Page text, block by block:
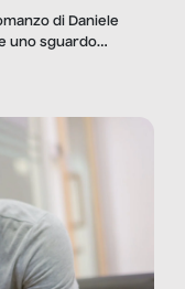
di Daniele
uno sguardo